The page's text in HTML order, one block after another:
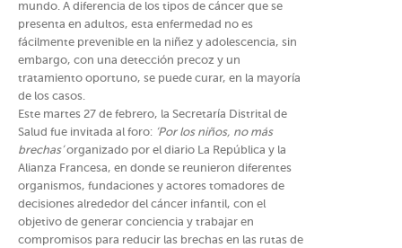
mundo. A diferencia de los tipos de cáncer que se
presenta en adultos, esta enfermedad no es
fácilmente prevenible en la niñez y adolescencia, sin
embargo, con una detección precoz y un
tratamiento oportuno, se puede curar, en la mayoría
de los casos.
Este martes 27 de febrero, la Secretaría Distrital de
Salud fue invitada al foro: ‘Por los niños, no más
brechas’organizado por el diario La República y la
Alianza Francesa, en donde se reunieron diferentes
organismos, fundaciones y actores tomadores de
decisiones alrededor del cáncer infantil, con el
objetivo de generar conciencia y trabajar en
compromisos para reducir las brechas en las rutas de